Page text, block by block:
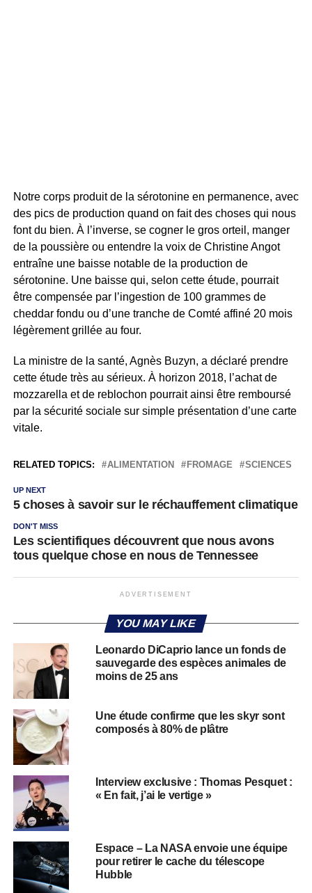
Notre corps produit de la sérotonine en permanence, avec
des pics de production quand on fait des choses qui nous
font du bien. À l’inverse, se cogner le gros orteil, manger
de la poussière ou entendre la voix de Christine Angot
entraîne une baisse notable de la production de
sérotonine. Une baisse qui, selon cette étude, pourrait
être compensée par l’ingestion de 100 grammes de
cheddar fondu ou d’une tranche de Comté affiné 20 mois
légèrement grillée au four.
La ministre de la santé, Agnès Buzyn, a déclaré prendre
cette étude très au sérieux. À horizon 2018, l’achat de
mozzarella et de reblochon pourrait ainsi être remboursé
par la sécurité sociale sur simple présentation d’une carte
vitale.
RELATED TOPICS: ALIMENTATION FROMAGE SCIENCES
UP NEXT
5 choses à savoir sur le réchauffement climatique
DON'T MISS
Les scientifiques découvrent que nous avons
tous quelque chose en nous de Tennessee
ADVERTISEMENT
YOU MAY LIKE
Leonardo DiCaprio lance un fonds de
sauvegarde des espèces animales de
moins de 25 ans
Une étude confirme que les skyr sont
composés à 80% de plâtre
Interview exclusive : Thomas Pesquet :
« En fait, j’ai le vertige »
Espace – La NASA envoie une équipe
pour retirer le cache du télescope
Hubble